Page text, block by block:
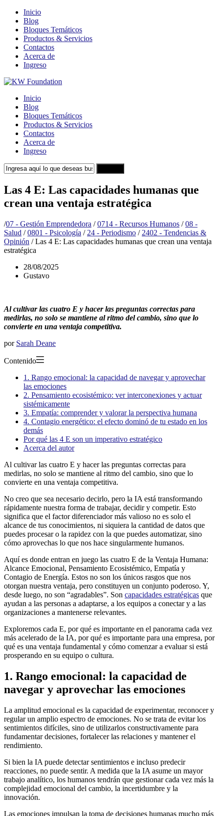
Inicio
Blog
Bloques Temáticos
Productos & Servicios
Contactos
Acerca de
Ingreso
Inicio
Blog
Bloques Temáticos
Productos & Servicios
Contactos
Acerca de
Ingreso
Las 4 E: Las capacidades humanas que
crean una ventaja estratégica
/07 - Gestión Emprendedora / 0714 - Recursos Humanos / 08 -
Salud / 0801 - Psicología / 24 - Periodismo / 2402 - Tendencias &
Opinión /Las 4 E: Las capacidades humanas que crean una ventaja
estratégica
28/08/2025
Gustavo
Al cultivar las cuatro E y hacer las preguntas correctas para
medirlas, no solo se mantiene al ritmo del cambio, sino que lo
convierte en una ventaja competitiva.
por Sarah Deane
Contenido
1. Rango emocional: la capacidad de navegar y aprovechar
las emociones
2. Pensamiento ecosistémico: ver interconexiones y actuar
sistémicamente
3. Empatía: comprender y valorar la perspectiva humana
4. Contagio energético: el efecto dominó de tu estado en los
demás
Por qué las 4 E son un imperativo estratégico
Acerca del autor
Al cultivar las cuatro E y hacer las preguntas correctas para
medirlas, no solo se mantiene al ritmo del cambio, sino que lo
convierte en una ventaja competitiva.
No creo que sea necesario decirlo, pero la IA está transformando
rápidamente nuestra forma de trabajar, decidir y competir. Esto
significa que el factor diferenciador más valioso no es solo el
alcance de tus conocimientos, ni siquiera la cantidad de datos que
puedes procesar o la rapidez con la que puedes automatizar, sino
cómo aprovechas lo que nos hace singularmente humanos.
Aquí es donde entran en juego las cuatro E de la Ventaja Humana:
Alcance Emocional, Pensamiento Ecosistémico, Empatía y
Contagio de Energía. Estos no son los únicos rasgos que nos
otorgan nuestra ventaja, pero constituyen un conjunto poderoso. Y,
desde luego, no son “agradables”. Son capacidades estratégicas que
ayudan a las personas a adaptarse, a los equipos a conectar y a las
organizaciones a mantenerse relevantes.
Exploremos cada E, por qué es importante en el panorama cada vez
más acelerado de la IA, por qué es importante para una empresa, por
qué es una ventaja fundamental y cómo comenzar a evaluar si está
prosperando en su equipo o cultura.
1. Rango emocional: la capacidad de
navegar y aprovechar las emociones
La amplitud emocional es la capacidad de experimentar, reconocer y
regular un amplio espectro de emociones. No se trata de evitar los
sentimientos difíciles, sino de utilizarlos constructivamente para
fundamentar decisiones, fortalecer las relaciones y mantener el
rendimiento.
Si bien la IA puede detectar sentimientos e incluso predecir
reacciones, no puede sentir. A medida que la IA asume un mayor
trabajo analítico, los humanos tendrán que gestionar cada vez más la
complejidad emocional del cambio, la incertidumbre y la
innovación.
Las emociones impulsan la toma de decisiones humanas mucho más